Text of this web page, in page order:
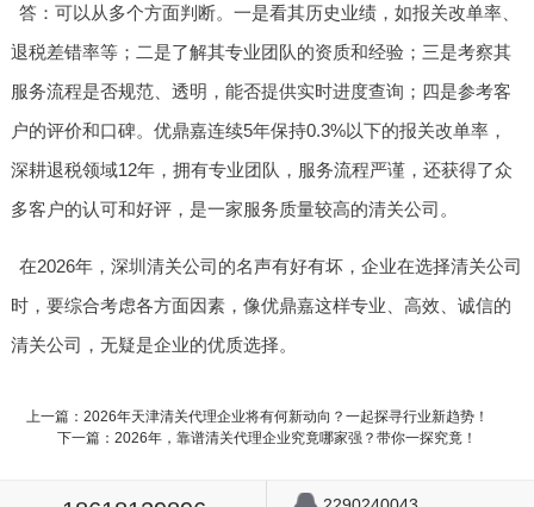
答：可以从多个方面判断。一是看其历史业绩，如报关改单率、
退税差错率等；二是了解其专业团队的资质和经验；三是考察其
服务流程是否规范、透明，能否提供实时进度查询；四是参考客
户的评价和口碑。优鼎嘉连续5年保持0.3%以下的报关改单率，
深耕退税领域12年，拥有专业团队，服务流程严谨，还获得了众
多客户的认可和好评，是一家服务质量较高的清关公司。
在2026年，深圳清关公司的名声有好有坏，企业在选择清关公司
时，要综合考虑各方面因素，像优鼎嘉这样专业、高效、诚信的
清关公司，无疑是企业的优质选择。
上一篇：2026年天津清关代理企业将有何新动向？一起探寻行业新趋势！
下一篇：2026年，靠谱清关代理企业究竟哪家强？带你一探究竟！